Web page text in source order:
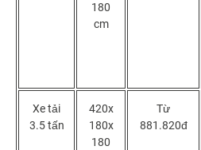
180
cm
Xe tải
3.5 tấn
420x
180x
180
Từ
881.820đ